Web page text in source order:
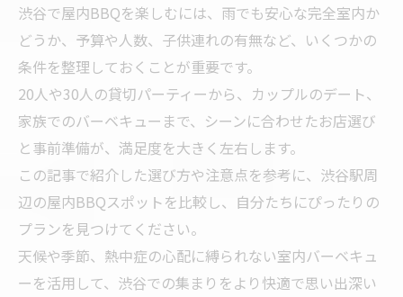
渋谷で屋内BBQを楽しむには、雨でも安心な完全室内か
どうか、予算や人数、子供連れの有無など、いくつかの
条件を整理しておくことが重要です。
20人や30人の貸切パーティーから、カップルのデート、
家族でのバーベキューまで、シーンに合わせたお店選び
と事前準備が、満足度を大きく左右します。
この記事で紹介した選び方や注意点を参考に、渋谷駅周
辺の屋内BBQスポットを比較し、自分たちにぴったりの
プランを見つけてください。
天候や季節、熱中症の心配に縛られない室内バーベキュ
ーを活用して、渋谷での集まりをより快適で思い出深い